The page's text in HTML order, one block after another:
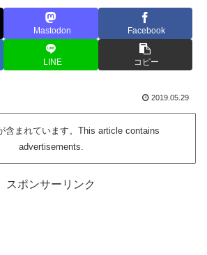
Mastodon Facebook
LINE コピー
2019.05.29
含まれています。This article contains
advertisements.
スポンサーリンク